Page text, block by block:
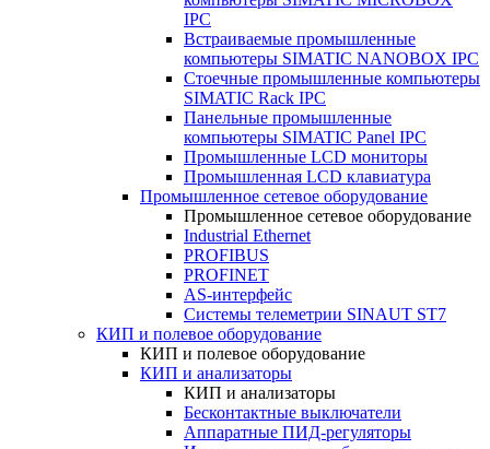
IPC
Встраиваемые промышленные
компьютеры SIMATIC NANOBOX IPC
Стоечные промышленные компьютеры
SIMATIC Rack IPC
Панельные промышленные
компьютеры SIMATIC Panel IPC
Промышленные LCD мониторы
Промышленная LCD клавиатура
Промышленное сетевое оборудование
Промышленное сетевое оборудование
Industrial Ethernet
PROFIBUS
PROFINET
AS-интерфейс
Системы телеметрии SINAUT ST7
КИП и полевое оборудование
КИП и полевое оборудование
КИП и анализаторы
КИП и анализаторы
Бесконтактные выключатели
Аппаратные ПИД-регуляторы